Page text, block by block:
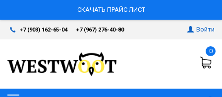
СКАЧАТЬ ПРАЙС ЛИСТ
+7 (903) 162-65-04 +7 (967) 276-40-80 Войти
0